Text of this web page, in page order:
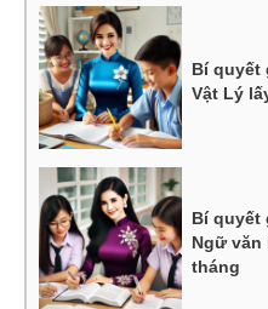
Bí quyết
Vật Lý
Bí quyết
Ngữ
tháng